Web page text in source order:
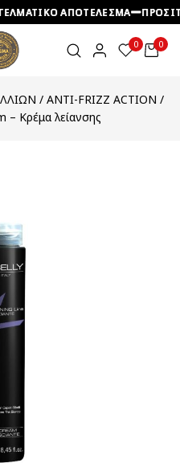
ΑΠΟΤΕΛΕΣΜΑ
ΑΠΟΤΕΛΕΣΜΑ
ΑΠΟΤΕΛΕΣΜΑ
0 0
/ ANTI-FRIZZ ACTION /
– Κρέμα λείανσης